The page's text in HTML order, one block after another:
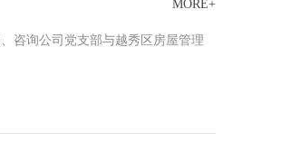
MORE+
咨询公司党支部与越秀区房屋管理